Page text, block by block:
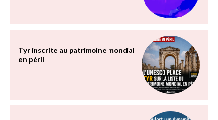
Tyr inscrite au patrimoine mondial
en péril